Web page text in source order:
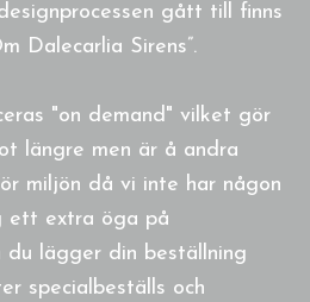
gått till finns
Dalecarlia Sirens”.
"on demand" vilket gör
längre men är å andra
miljön då vi inte har någon
ett extra öga på
du lägger din beställning
specialbeställs och